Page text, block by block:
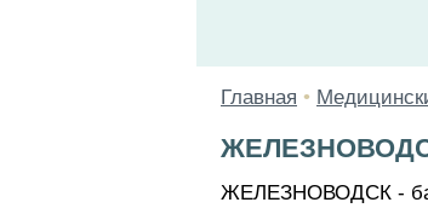
Главная •
ЖЕЛЕЗНОВОДСК -